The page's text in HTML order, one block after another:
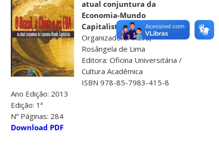
atual conjuntura da
Economia-Mundo
Capitalista
Organizadora: Vieira,
Rosângela de Lima
Editora: Oficina Universitária /
Cultura Acadêmica
ISBN 978-85-7983-415-8
Ano Edição: 2013
Edição: 1ª
Nº Páginas: 284
Download PDF